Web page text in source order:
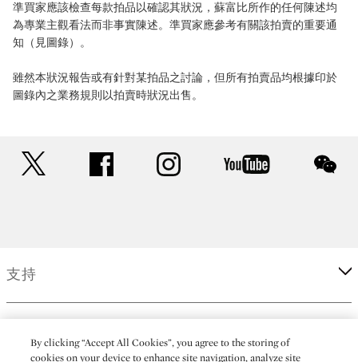
準買家應該檢查每款拍品以確認其狀況，蘇富比所作的任何陳述均
為專業主觀看法而非事實陳述。準買家應參考有關該拍賣的重要通
知（見圖錄）。
雖然本狀況報告或有針對某拍品之討論，但所有拍賣品均根據印於
圖錄內之業務規則以拍賣時狀況出售。
facebook instagram youtube
支持
By clicking “Accept All Cookies”, you agree to the storing of
cookies on your device to enhance site navigation, analyze site